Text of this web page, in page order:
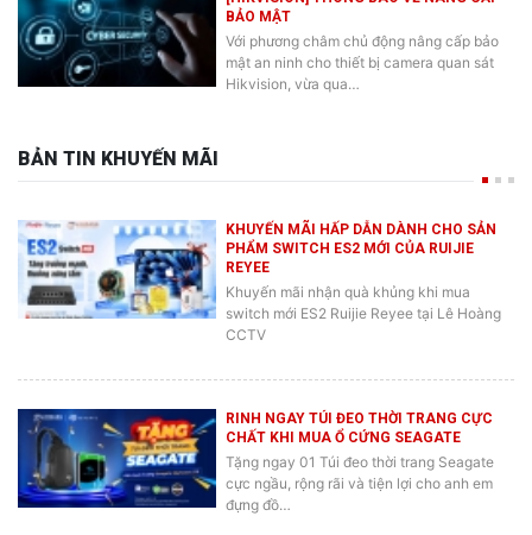
BẢO MẬT
Với phương châm chủ động nâng cấp bảo
mật an ninh cho thiết bị camera quan sát
Hikvision, vừa qua…
BẢN TIN KHUYẾN MÃI
KHUYẾN MÃI HẤP DẪN DÀNH CHO SẢN
PHẨM SWITCH ES2 MỚI CỦA RUIJIE
REYEE
Khuyến mãi nhận quà khủng khi mua
switch mới ES2 Ruijie Reyee tại Lê Hoàng
CCTV
RINH NGAY TÚI ĐEO THỜI TRANG CỰC
CHẤT KHI MUA Ổ CỨNG SEAGATE
Tặng ngay 01 Túi đeo thời trang Seagate
cực ngầu, rộng rãi và tiện lợi cho anh em
đựng đồ…